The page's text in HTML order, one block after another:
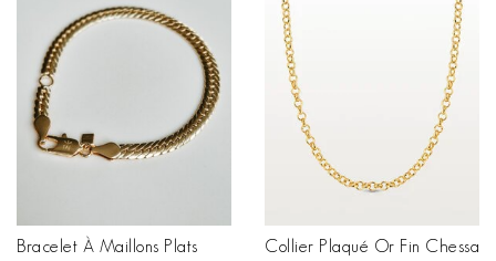
Bracelet À Maillons Plats
Collier Plaqué Or Fin Chessa